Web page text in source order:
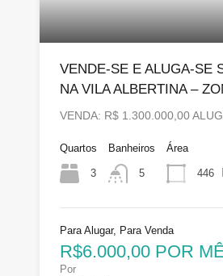
VENDE-SE E ALUGA-SE
NA VILA ALBERTINA –
VENDA: R$ 1.300.000,00
Quartos
3
Banheiros
5
Área
446
Para Alugar, Para Venda
R$6.000,00 POR
Por